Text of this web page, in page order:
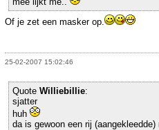
Of je zet een masker op.
25-02-2007 15:02:46
Quote Williebillie:
sjatter
huh
da is gewoon een rij (aangekleedde)